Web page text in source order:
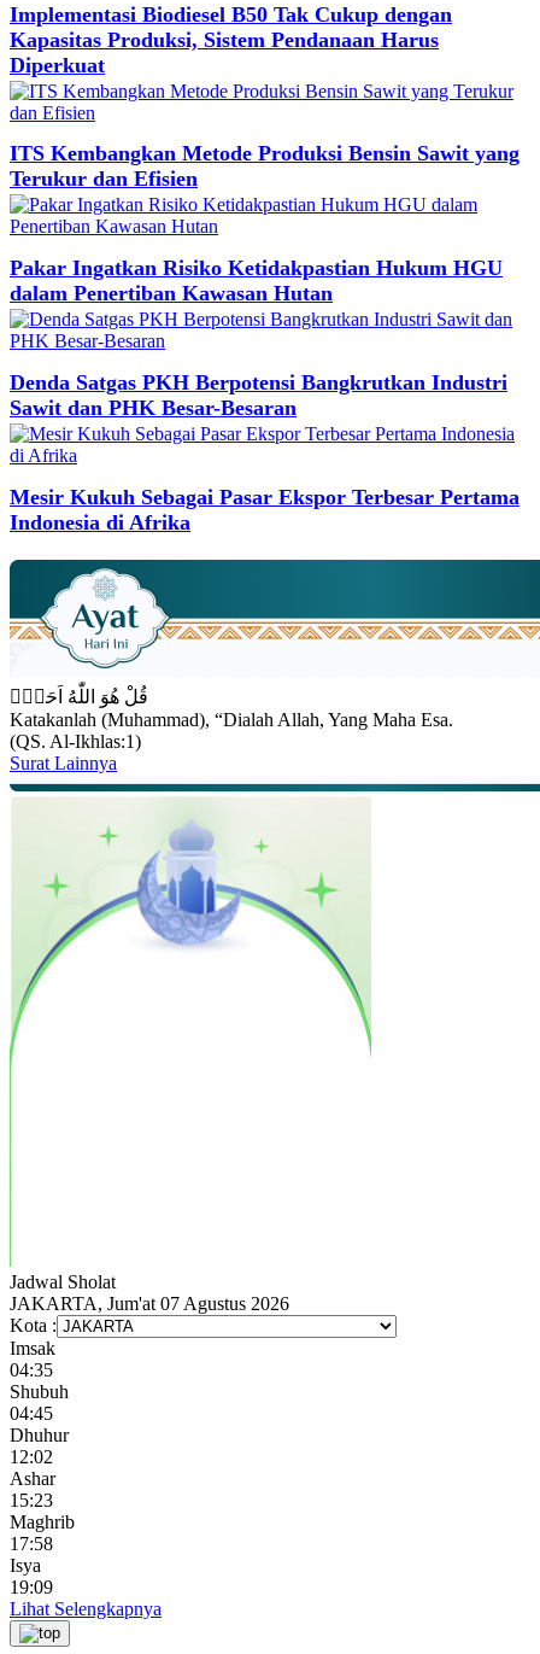
Implementasi Biodiesel B50 Tak Cukup dengan
Kapasitas Produksi, Sistem Pendanaan Harus
Diperkuat
ITS Kembangkan Metode Produksi Bensin Sawit yang
Terukur dan Efisien
Pakar Ingatkan Risiko Ketidakpastian Hukum HGU
dalam Penertiban Kawasan Hutan
Denda Satgas PKH Berpotensi Bangkrutkan Industri
Sawit dan PHK Besar-Besaran
Mesir Kukuh Sebagai Pasar Ekspor Terbesar Pertama
Indonesia di Afrika
قُلْ هُوَ اللّٰهُ اَحَدٌۚ
Katakanlah (Muhammad), “Dialah Allah, Yang Maha Esa.
(QS. Al-Ikhlas:1)
Surat Lainnya
Jadwal Sholat
JAKARTA, Jum'at 07 Agustus 2026
Kota :
Imsak
04:35
Shubuh
04:45
Dhuhur
12:02
Ashar
15:23
Maghrib
17:58
Isya
19:09
Lihat Selengkapnya